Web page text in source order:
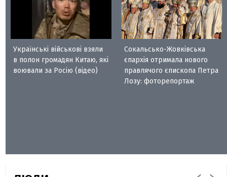
Українські військові взяли
в полон громадян Китаю, які
воювали за Росію (відео)
Сокальсько-Жовківська
єпархія отримала нового
правлячого єпископа Петра
Лозу: фоторепортаж